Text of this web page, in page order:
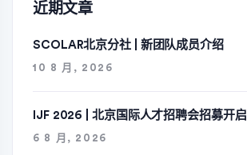
近期文章
SCOLAR北京分社 | 新团队成员介绍
10 8 月, 2026
IJF 2026 | 北京国际人才招聘会招募开启
6 8 月, 2026